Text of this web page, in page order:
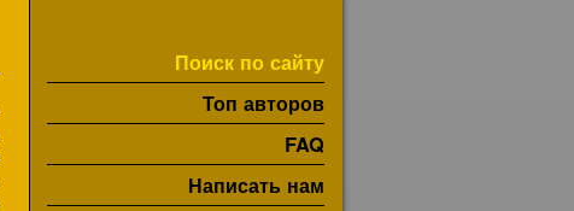
Поиск по сайту
Топ авторов
FAQ
Написать нам